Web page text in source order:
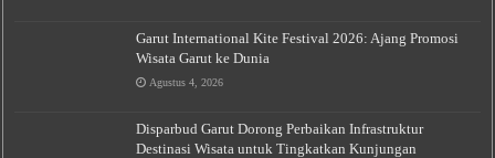
Garut International Kite Festival 2026: Ajang Promosi
Wisata Garut ke Dunia
Agustus 4, 2026
Disparbud Garut Dorong Perbaikan Infrastruktur
Destinasi Wisata untuk Tingkatkan Kunjungan